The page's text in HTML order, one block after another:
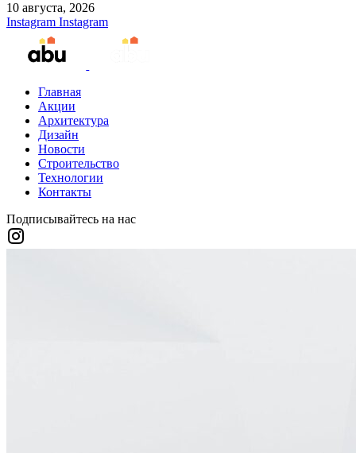
10 августа, 2026
Instagram Instagram
Главная
Акции
Архитектура
Дизайн
Новости
Строительство
Технологии
Контакты
Подписывайтесь на нас